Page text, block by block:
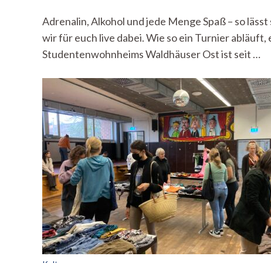
Adrenalin, Alkohol und jede Menge Spaß – so
wir für euch live dabei. Wie so ein Turnier
Studentenwohnheims Waldhäuser Ost ist seit …